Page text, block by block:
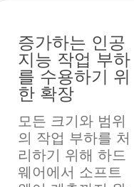
증가하는 인공
지능 작업 부하
를 수용하기 위
한 확장
모든 크기와 범위
의 작업 부하를 처
리하기 위해 하드
웨어에서 소프트